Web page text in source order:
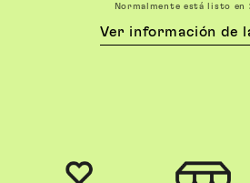
Normalmente está listo en
Ver información de